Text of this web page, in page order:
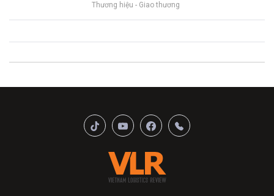
Thương hiệu - Giao thương